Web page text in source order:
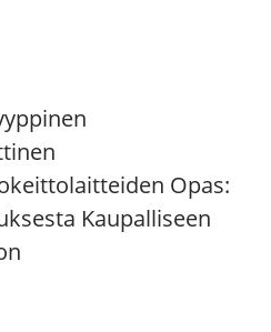
Opas:
Kaupalliseen